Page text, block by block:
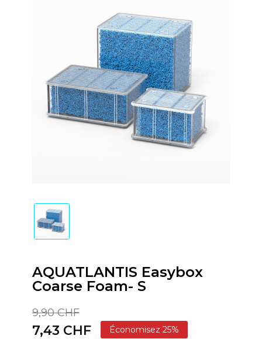
AQUATLANTIS Easybox
Coarse Foam- S
9,90 CHF
7,43 CHF Économisez 25%